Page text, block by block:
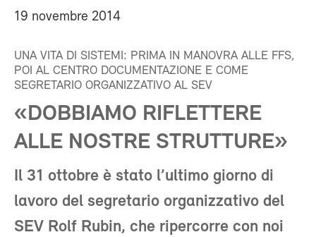
19 novembre 2014
UNA VITA DI SISTEMI: PRIMA IN MANOVRA ALLE FFS,
POI AL CENTRO DOCUMENTAZIONE E COME
SEGRETARIO ORGANIZZATIVO AL SEV
«DOBBIAMO RIFLETTERE
ALLE NOSTRE STRUTTURE»
Il 31 ottobre è stato l’ultimo giorno di
lavoro del segretario organizzativo del
SEV Rolf Rubin, che ripercorre con noi